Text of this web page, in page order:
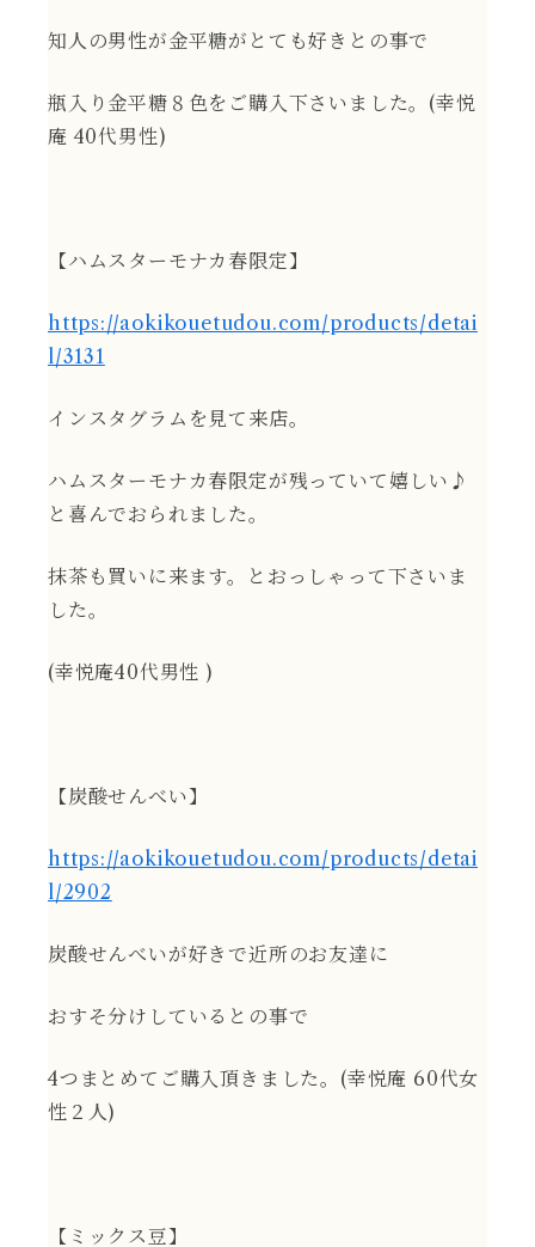
知人の男性が金平糖がとても好きとの事で
瓶入り金平糖８色をご購入下さいました。(幸悦
庵 40代男性)
【ハムスターモナカ春限定】
https://aokikouetudou.com/products/detai
l/3131
インスタグラムを見て来店。
ハムスターモナカ春限定が残っていて嬉しい♪
と喜んでおられました。
抹茶も買いに来ます。とおっしゃって下さいま
した。
(幸悦庵40代男性 )
【炭酸せんべい】
https://aokikouetudou.com/products/detai
l/2902
炭酸せんべいが好きで近所のお友達に
おすそ分けしているとの事で
4つまとめてご購入頂きました。(幸悦庵 60代女
性２人)
【ミックス豆】